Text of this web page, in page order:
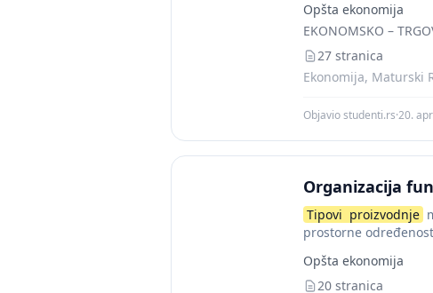
Opšta ekonomija
EKONOMSKO –
27 stranica
Ekonomija, Maturski
Objavio studenti.rs·20.
Organizacija
Tipovi proizvodnje
prostorne
Opšta ekonomija
20 stranica